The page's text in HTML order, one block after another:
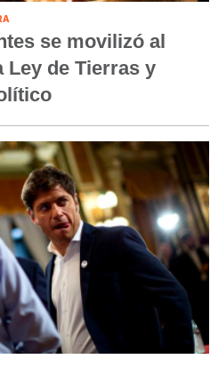
se movilizó al
Ley de Tierras y